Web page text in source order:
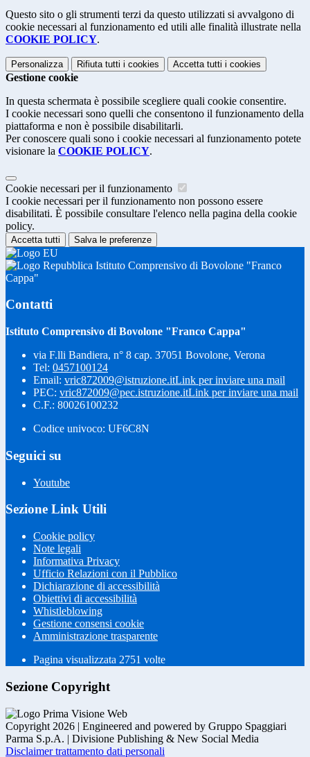
Questo sito o gli strumenti terzi da questo utilizzati si avvalgono di
cookie necessari al funzionamento ed utili alle finalità illustrate nella
COOKIE POLICY.
Personalizza Rifiuta tutti i cookies Accetta tutti i cookies
Gestione cookie
In questa schermata è possibile scegliere quali cookie consentire.
I cookie necessari sono quelli che consentono il funzionamento della
piattaforma e non è possibile disabilitarli.
Per conoscere quali sono i cookie necessari al funzionamento potete
visionare la COOKIE POLICY.
Cookie necessari per il funzionamento
I cookie necessari per il funzionamento non possono essere
disabilitati. È possibile consultare l'elenco nella pagina della cookie
policy.
Accetta tutti Salva le preferenze
Istituto Comprensivo di Bovolone "Franco
Cappa"
Contatti
Istituto Comprensivo di Bovolone "Franco Cappa"
via F.lli Bandiera, n° 8 cap. 37051 Bovolone, Verona
Tel: 0457100124
Email: vric872009@istruzione.itLink per inviare una mail
PEC: vric872009@pec.istruzione.itLink per inviare una mail
C.F.: 80026100232
Codice univoco: UF6C8N
Seguici su
Youtube
Sezione Link Utili
Cookie policy
Note legali
Informativa Privacy
Ufficio Relazioni con il Pubblico
Dichiarazione di accessibilità
Obiettivi di accessibilità
Whistleblowing
Gestione consensi cookie
Amministrazione trasparente
Pagina visualizzata 2751 volte
Sezione Copyright
Copyright 2026 | Engineered and powered by Gruppo Spaggiari
Parma S.p.A. | Divisione Publishing & New Social Media
Disclaimer trattamento dati personali